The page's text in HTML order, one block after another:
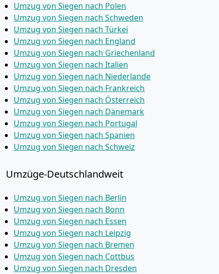
Umzug von Siegen nach Polen
Umzug von Siegen nach Schweden
Umzug von Siegen nach Türkei
Umzug von Siegen nach England
Umzug von Siegen nach Griechenland
Umzug von Siegen nach Italien
Umzug von Siegen nach Niederlande
Umzug von Siegen nach Frankreich
Umzug von Siegen nach Österreich
Umzug von Siegen nach Dänemark
Umzug von Siegen nach Portugal
Umzug von Siegen nach Spanien
Umzug von Siegen nach Schweiz
Umzüge-Deutschlandweit
Umzug von Siegen nach Berlin
Umzug von Siegen nach Bonn
Umzug von Siegen nach Essen
Umzug von Siegen nach Leipzig
Umzug von Siegen nach Bremen
Umzug von Siegen nach Cottbus
Umzug von Siegen nach Dresden